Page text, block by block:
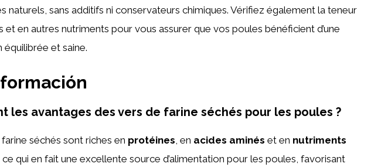
naturels, sans additifs ni conservateurs chimiques. Vérifiez également la teneur
et en autres nutriments pour vous assurer que vos poules bénéficient d’une
équilibrée et saine.
les avantages des vers de farine séchés pour les poules ?
séchés sont riches en protéines , en acides aminés et en nutriments
, ce qui en fait une excellente source d’alimentation pour les poules, favorisant